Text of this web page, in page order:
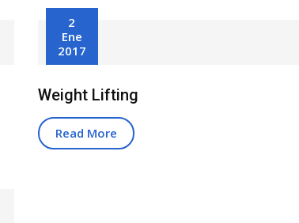
2
Ene
2017
Weight Lifting
Read More